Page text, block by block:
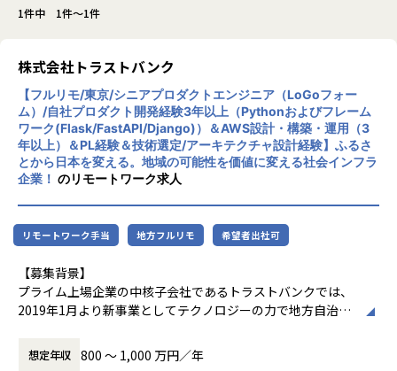
1件中 1件～1件
株式会社トラストバンク
【フルリモ/東京/シニアプロダクトエンジニア（LoGoフォー
ム）/自社プロダクト開発経験3年以上（Pythonおよびフレーム
ワーク(Flask/FastAPI/Django)）＆AWS設計・構築・運用（3
年以上）＆PL経験＆技術選定/アーキテクチャ設計経験】ふるさ
とから日本を変える。地域の可能性を価値に変える社会インフラ
企業！ のリモートワーク求人
リモートワーク手当 地方フルリモ 希望者出社可
【募集背景】
プライム上場企業の中核子会社であるトラストバンクでは、
2019年1月より新事業としてテクノロジーの力で地方自治体
ク事業を推進しています。
想定年収 800 〜 1,000 万円／年